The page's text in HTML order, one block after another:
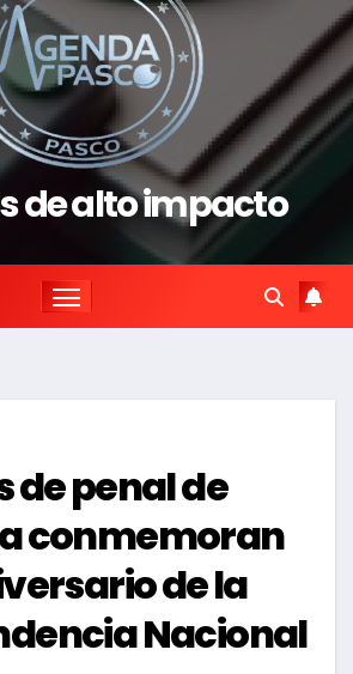
de alto impacto
de penal de
conmemoran
de la
Nacional